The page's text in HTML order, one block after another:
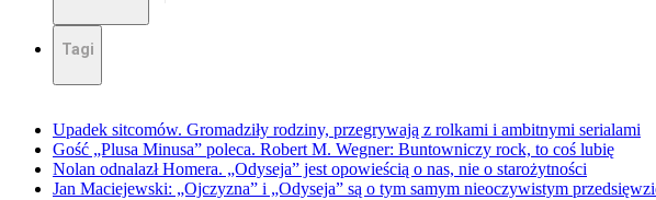
Tagi
Upadek sitcomów. Gromadziły rodziny, przegrywają z rolkami i ambitnymi serialami
Gość „Plusa Minusa” poleca. Robert M. Wegner: Buntowniczy rock, to coś lubię
Nolan odnalazł Homera. „Odyseja” jest opowieścią o nas, nie o starożytności
Jan Maciejewski: „Ojczyzna” i „Odyseja” są o tym samym nieoczywistym